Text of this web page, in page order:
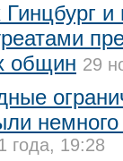
общин 29
года, 19:28